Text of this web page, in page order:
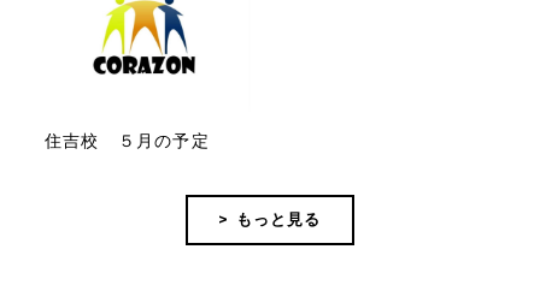
住吉校 ５月の予定
> もっと見る